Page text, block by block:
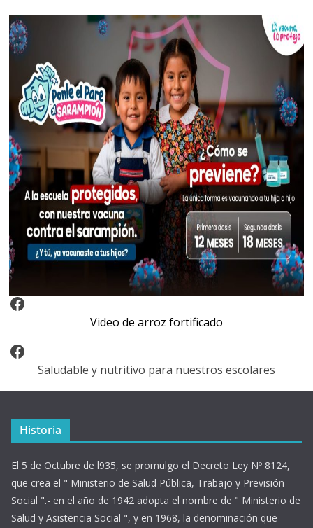
Video Arroz Fortificado
Video de arroz fortificado
Facebook
Saludable y nutritivo para nuestros escolares
Historia
El 5 de Octubre de l935, se promulgo el Decreto Ley Nº 8124,
que crea el " Ministerio de Salud Pública, Trabajo y Previsión
Social ".- en el año de 1942 adopta el nombre de " Ministerio de
Salud y Asistencia Social ", y en 1968, la denominación que